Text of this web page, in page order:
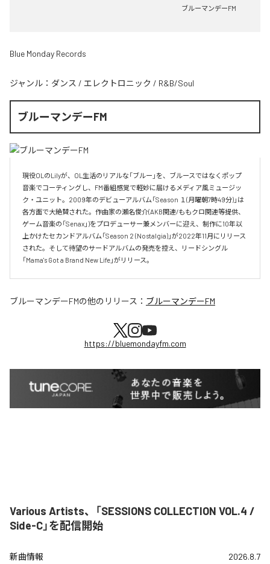
ブルーマンデーFM
Blue Monday Records
ジャンル： ダンス / エレクトロニック / R&B/Soul
ブルーマンデーFM
現役OLのLilyが、OL生活のリアルな「ブルー」を、ブルースではなくポップ
音楽でコーティングし、FM番組感覚で軽妙に届けるメディア風ミュージッ
ク・ユニット。2009年のデビューアルバム「Season １(月曜朝7時49分)」は
各方面で大絶賛された。作曲家の瀬名俊介(AKB関連/ももクロ関連等提供、
ゲーム音楽の「Senax」)をプロデューサー兼メンバーに迎え、制作に10年以
上かけたセカンドアルバム「Season 2 (Nostalgia)」が2022年11月にリリース
された。そして待望のサードアルバムの発売を控え、リードシングル
「Mama's Got a Brand New Life」がリリース。
ブルーマンデーFMの他のリリース： ブルーマンデーFM
https://bluemondayfm.com
Various Artists、「SESSIONS COLLECTION VOL.4 /
Side-C」を配信開始
新曲情報 2026.8.7